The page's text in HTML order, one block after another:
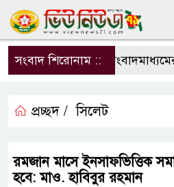
সংবাদ শিরোনাম ::সংবাদমাধ্যমের
প্রচ্ছদ / সিলেট
রমজান মাসে ইনসাফভিত্তিক
হবে: মাও. হাবিবুর রহমান